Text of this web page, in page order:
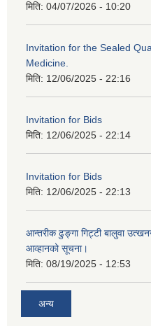
मिति: 04/07/2026 - 10:20
Invitation for the Sealed
Medicine.
मिति: 12/06/2025 - 22:16
Invitation for Bids
मिति: 12/06/2025 - 22:14
Invitation for Bids
मिति: 12/06/2025 - 22:13
आन्तरीक ढुङ्गा गिट्टी बालुवा
आव्हानको सूचना।
मिति: 08/19/2025 - 12:53
अन्य